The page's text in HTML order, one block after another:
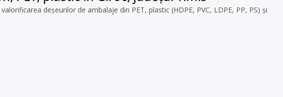
deșeurilor de ambalaje din PET, plastic (HDPE, PVC, LDPE, PP, PS) și